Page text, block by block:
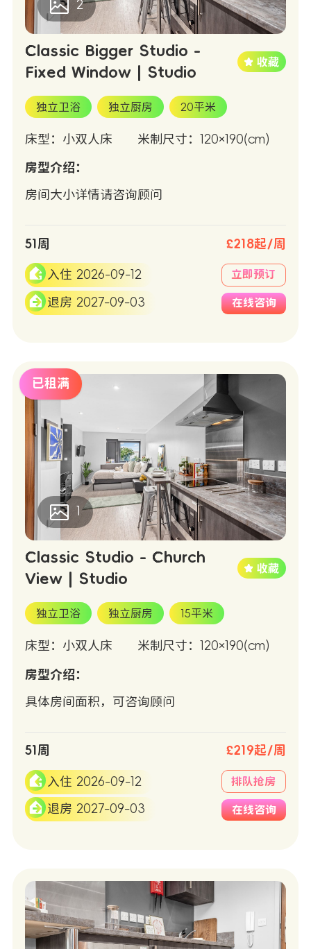
2
Classic Bigger Studio -
Fixed Window | Studio
独立卫浴 独立厨房 20平米
床型：小双人床 米制尺寸：120×190(cm)
房型介绍：
房间大小详情请咨询顾问
51周 £218起/周
入住 2026-09-12
退房 2027-09-03
立即预订
在线咨询
已租满
1
Classic Studio - Church
View | Studio
独立卫浴 独立厨房 15平米
床型：小双人床 米制尺寸：120×190(cm)
房型介绍：
具体房间面积，可咨询顾问
51周 £219起/周
入住 2026-09-12
退房 2027-09-03
排队抢房
在线咨询